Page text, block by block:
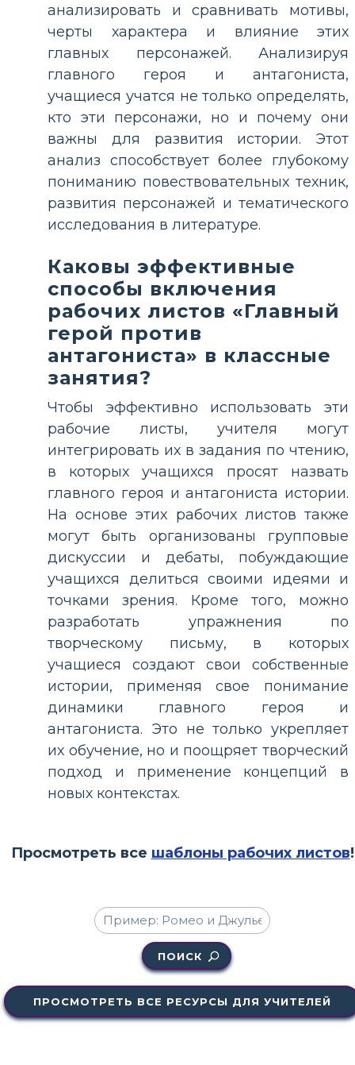
анализировать и сравнивать мотивы,
черты характера и влияние этих
главных персонажей. Анализируя
главного героя и антагониста,
учащиеся учатся не только определять,
кто эти персонажи, но и почему они
важны для развития истории. Этот
анализ способствует более глубокому
пониманию повествовательных техник,
развития персонажей и тематического
исследования в литературе.
Каковы эффективные
способы включения
рабочих листов «Главный
герой против
антагониста» в классные
занятия?
Чтобы эффективно использовать эти
рабочие листы, учителя могут
интегрировать их в задания по чтению,
в которых учащихся просят назвать
главного героя и антагониста истории.
На основе этих рабочих листов также
могут быть организованы групповые
дискуссии и дебаты, побуждающие
учащихся делиться своими идеями и
точками зрения. Кроме того, можно
разработать упражнения по
творческому письму, в которых
учащиеся создают свои собственные
истории, применяя свое понимание
динамики главного героя и
антагониста. Это не только укрепляет
их обучение, но и поощряет творческий
подход и применение концепций в
новых контекстах.
Просмотреть все шаблоны рабочих листов!
ПОИСК
ПРОСМОТРЕТЬ ВСЕ РЕСУРСЫ ДЛЯ УЧИТЕЛЕЙ